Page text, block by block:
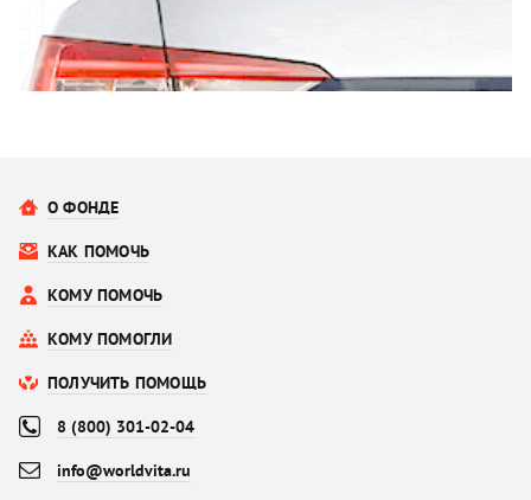
О ФОНДЕ
КАК ПОМОЧЬ
КОМУ ПОМОЧЬ
КОМУ ПОМОГЛИ
ПОЛУЧИТЬ ПОМОЩЬ
8 (800) 301-02-04
info@worldvita.ru